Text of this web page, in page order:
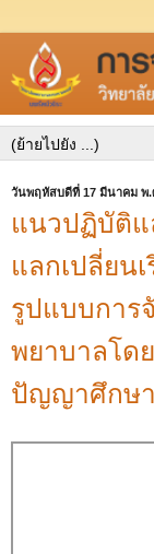
วันพฤหัสบดีที่ 17 มีนาคม พ.
แนวปฏิบัติแ
แลกเปลี่ยน
รูปแบบการ
พยาบาลโด
ปัญญาศึกษา